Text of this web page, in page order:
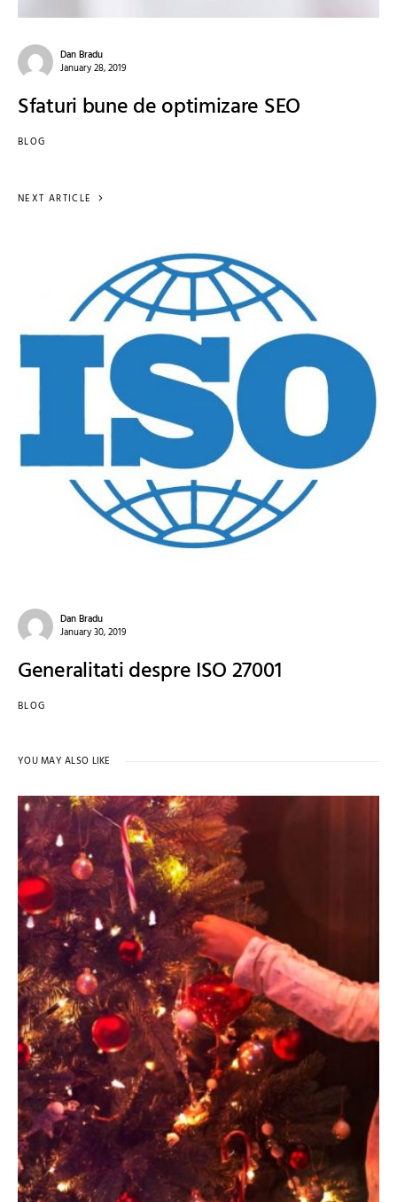
Dan Bradu
January 28, 2019
Sfaturi bune de optimizare SEO
BLOG
NEXT ARTICLE
Dan Bradu
January 30, 2019
Generalitati despre ISO 27001
BLOG
YOU MAY ALSO LIKE